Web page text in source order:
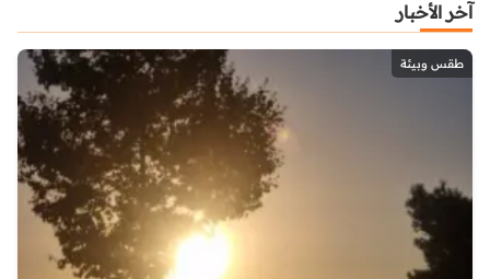
آخر الأخبار
طقس وبيئة